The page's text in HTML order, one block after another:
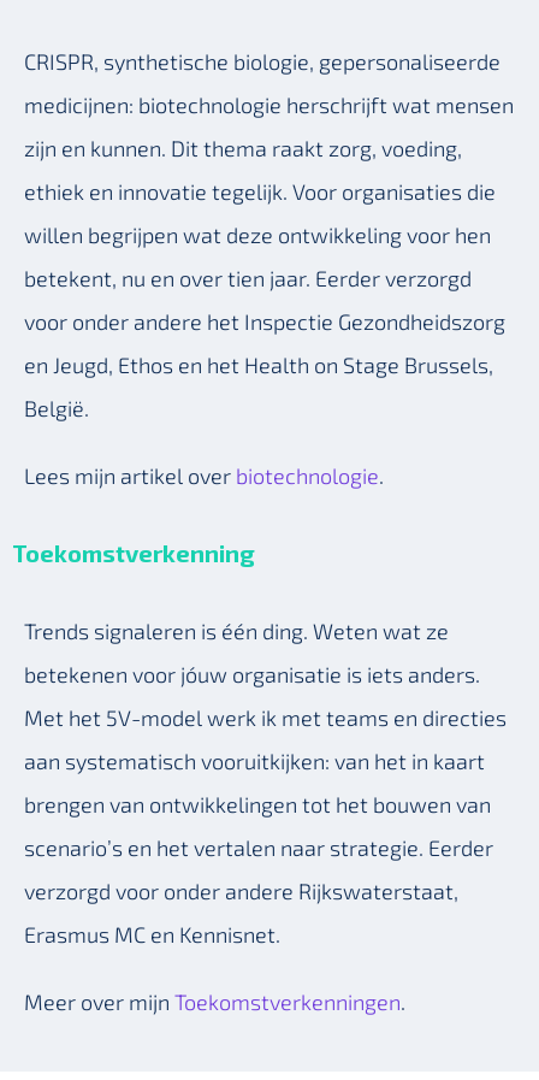
CRISPR, synthetische biologie, gepersonaliseerde
medicijnen: biotechnologie herschrijft wat mensen
zijn en kunnen. Dit thema raakt zorg, voeding,
ethiek en innovatie tegelijk. Voor organisaties die
willen begrijpen wat deze ontwikkeling voor hen
betekent, nu en over tien jaar. Eerder verzorgd
voor onder andere het Inspectie Gezondheidszorg
en Jeugd, Ethos en het Health on Stage Brussels,
België.
Lees mijn artikel over biotechnologie.
Toekomstverkenning
Trends signaleren is één ding. Weten wat ze
betekenen voor jóuw organisatie is iets anders.
Met het 5V-model werk ik met teams en directies
aan systematisch vooruitkijken: van het in kaart
brengen van ontwikkelingen tot het bouwen van
scenario’s en het vertalen naar strategie. Eerder
verzorgd voor onder andere Rijkswaterstaat,
Erasmus MC en Kennisnet.
Meer over mijn Toekomstverkenningen.